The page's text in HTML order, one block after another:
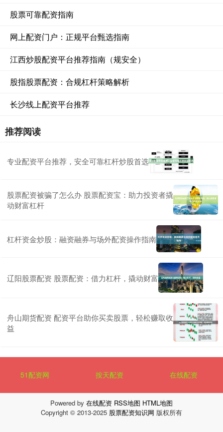
股票可靠配资指南
网上配资门户：正规平台甄选指南
江西炒股配资平台推荐指南（规安全）
股指股票配资：合规杠杆策略解析
长沙线上配资平台推荐
推荐阅读
专业配资平台推荐，安全可靠杠杆炒股首选
股票配资被骗了怎么办 股票配资宝：助力投资者撬
动财富杠杆
杠杆资金炒股：融资融券与场外配资操作指南
辽阳股票配资 股票配资：借力杠杆，撬动财富
舟山期货配资 配资平台助你买卖股票，轻松赚取收
益
51配资网 按天配资 在线配资
Powered by 在线配资 RSS地图 HTML地图
Copyright © 2013-2025 股票配资知识网 版权所有